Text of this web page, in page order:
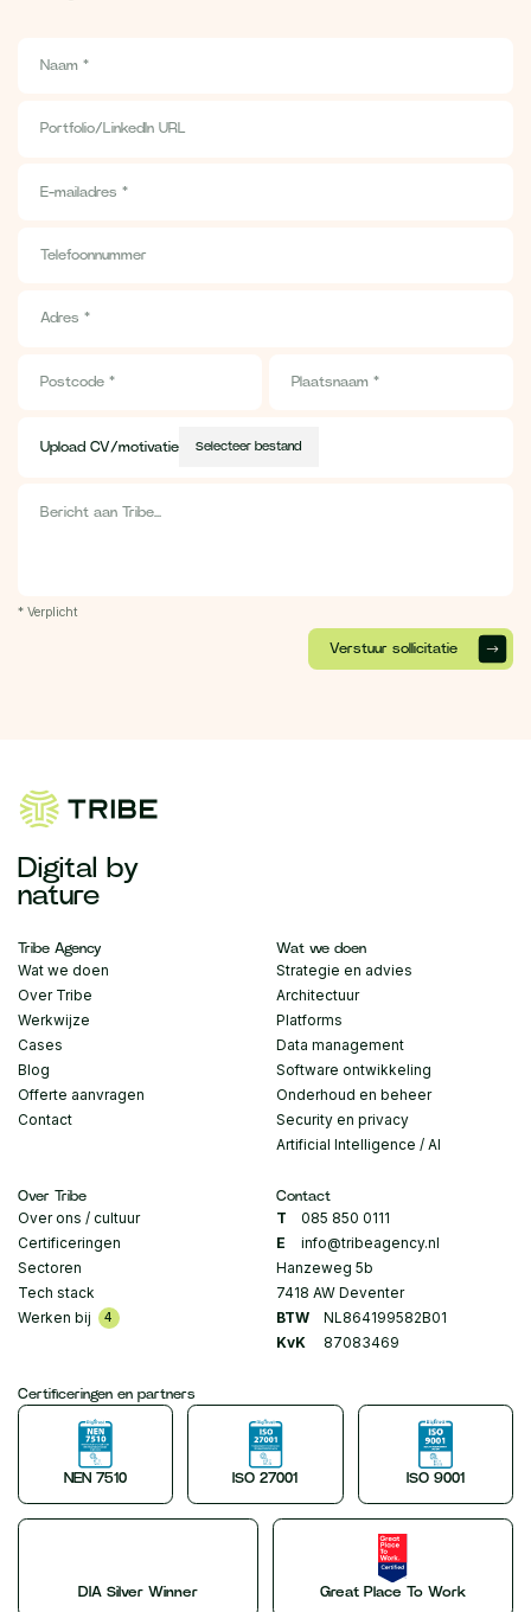
Upload CV/motivatie Selecteer bestand
* Verplicht
Tribe Agency
Wat we doen
Over Tribe
Werkwijze
Cases
Blog
Offerte aanvragen
Contact
Wat we doen
Strategie en advies
Architectuur
Platforms
Data management
Software ontwikkeling
Onderhoud en beheer
Security en privacy
Artificial Intelligence / AI
Over Tribe
Over ons / cultuur
Certificeringen
Sectoren
Tech stack
Werken bij
4
Contact
T
085 850 0111
E
info@tribeagency.nl
Hanzeweg 5b
7418 AW Deventer
BTW
NL864199582B01
KvK
87083469
Digital by
nature
Certificeringen en partners
NEN 7510 ISO 27001 ISO 9001
DIA Silver Winner Great Place To Work